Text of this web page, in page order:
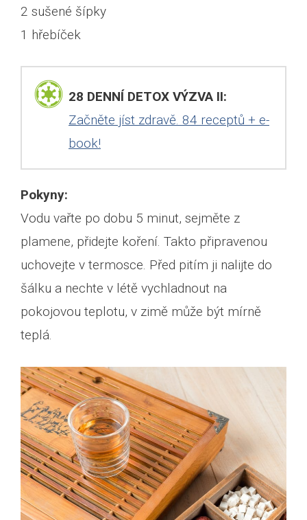
2 sušené šípky
1 hřebíček
28 DENNÍ DETOX VÝZVA II:
Začněte jíst zdravě. 84 receptů + e-
book!
Pokyny:
Vodu vařte po dobu 5 minut, sejměte z
plamene, přidejte koření. Takto připravenou
uchovejte v termosce. Před pitím ji nalijte do
šálku a nechte v létě vychladnout na
pokojovou teplotu, v zimě může být mírně
teplá.